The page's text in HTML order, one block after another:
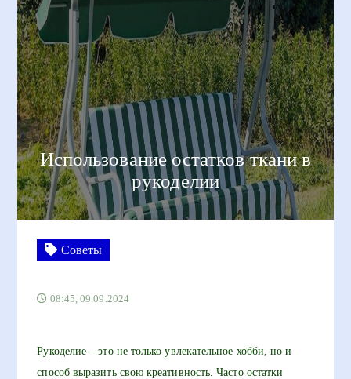
Использование остатков ткани в
рукоделии
Советы
08:45, 09.09.2024
Рукоделие – это не только увлекательное хобби, но и
способ выразить свою креативность. Часто остатки